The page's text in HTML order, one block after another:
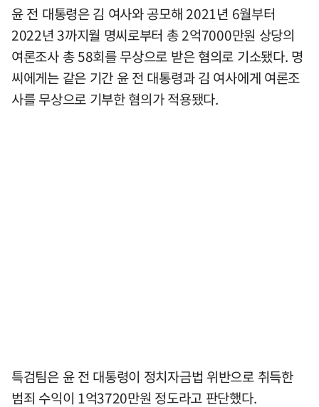
윤 전 대통령은 김 여사와 공모해 2021년 6월부터
2022년 3까지월 명씨로부터 총 2억7000만원 상당의
여론조사 총 58회를 무상으로 받은 혐의로 기소됐다. 명
씨에게는 같은 기간 윤 전 대통령과 김 여사에게 여론조
사를 무상으로 기부한 혐의가 적용됐다.
특검팀은 윤 전 대통령이 정치자금법 위반으로 취득한
범죄 수익이 1억3720만원 정도라고 판단했다.